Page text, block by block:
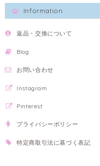
Information
返品・交換について
Blog
お問い合わせ
Instagram
Pinterest
プライバシーポリシー
特定商取引法に基づく表記